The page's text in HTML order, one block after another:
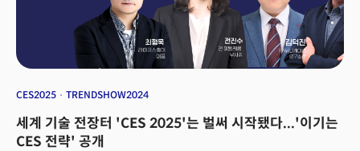
CES2025 TRENDSHOW2024
세계 기술 전장터 'CES 2025'는 벌써 시작됐다...'이기는
CES 전략' 공개